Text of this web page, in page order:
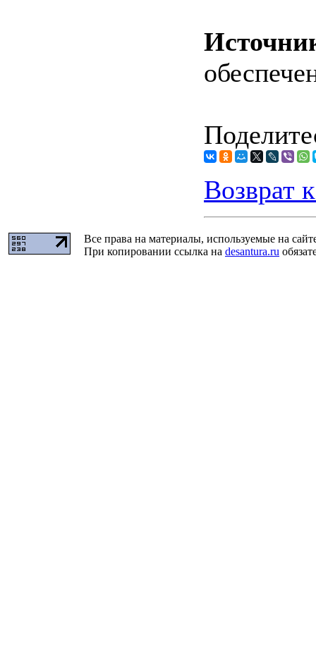
Возврат
Все права на материалы, используемые на
При копировании ссылка на desantura.ru